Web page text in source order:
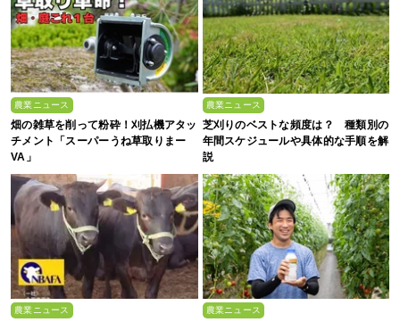
農業ニュース
畑の雑草を削って粉砕！刈払機アタッ
チメント「スーパーうね草取りまー
VA」
農業ニュース
芝刈りのベストな頻度は？ 種類別の
年間スケジュールや具体的な手順を解
説
農業ニュース 農業ニュース